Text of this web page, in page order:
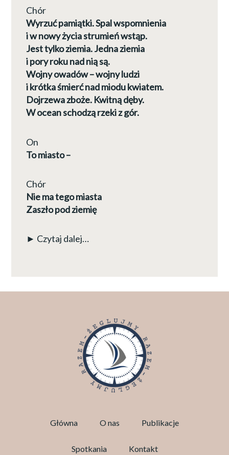
Chór
Wyrzuć pamiątki. Spal wspomnienia
i w nowy życia strumień wstąp.
Jest tylko ziemia. Jedna ziemia
i pory roku nad nią są.
Wojny owadów – wojny ludzi
i krótka śmierć nad miodu kwiatem.
Dojrzewa zboże. Kwitną dęby.
W ocean schodzą rzeki z gór.
On
To miasto –
Chór
Nie ma tego miasta
Zaszło pod ziemię
► Czytaj dalej…
Główna O nas Publikacje
Spotkania Kontakt